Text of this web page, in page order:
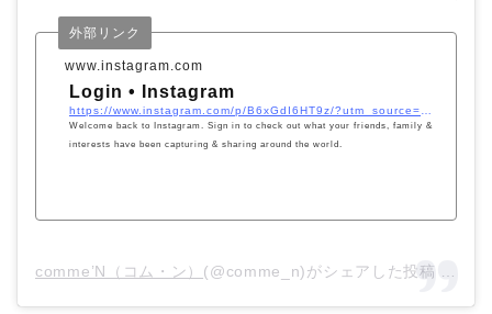
www.instagram.com
外部リンク
Login • Instagram
Welcome back to Instagram. Sign in to check out what your friends, family &
interests have been capturing & sharing around the world.
‪comme’N‬（コム・ン） (@comme_n)がシェアした投稿 –